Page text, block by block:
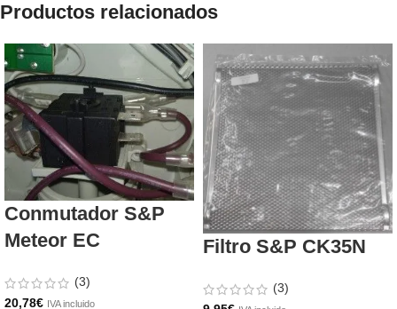
Productos relacionados
Conmutador S&P
Meteor EC
(3)
20,78€ IVA incluido
Filtro S&P CK35N
(3)